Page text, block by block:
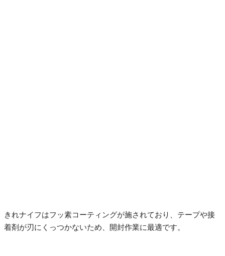
きれナイフはフッ素コーティングが施されており、テープや接
着剤が刃にくっつかないため、開封作業に最適です。